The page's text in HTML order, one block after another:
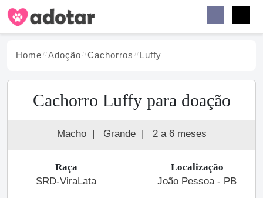
Home Adoção Cachorros Luffy
Cachorro Luffy para doação
Macho | Grande | 2 a 6 meses
Raça
SRD-ViraLata
Localização
João Pessoa - PB